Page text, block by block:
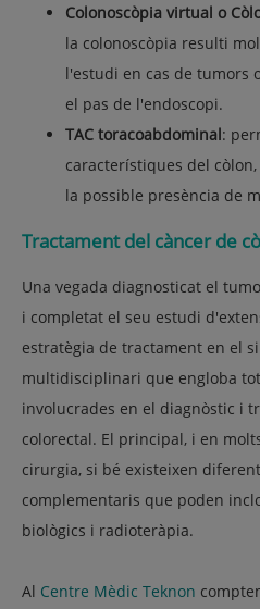
Colonoscòpia virtual o
la colonoscòpia resulti
l'estudi en cas de tumors
el pas de l'endoscopi.
TAC toracoabdominal:
característiques del
la possible presència de
Tractament del càncer de
Una vegada diagnosticat el
i completat el seu estudi
estratègia de tractament en el
multidisciplinari que engloba
involucrades en el diagnòstic i
colorectal. El principal, i en
cirurgia, si bé existeixen
complementaris que poden
biològics i radioteràpia.
Al Centre Mèdic Teknon